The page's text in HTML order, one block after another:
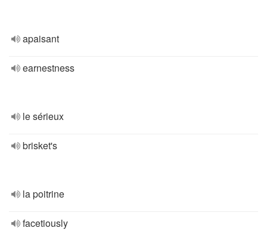
apaisant
earnestness
le sérieux
brisket's
la poitrine
facetiously